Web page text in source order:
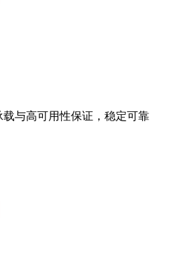
与高可用性保证，稳定可靠